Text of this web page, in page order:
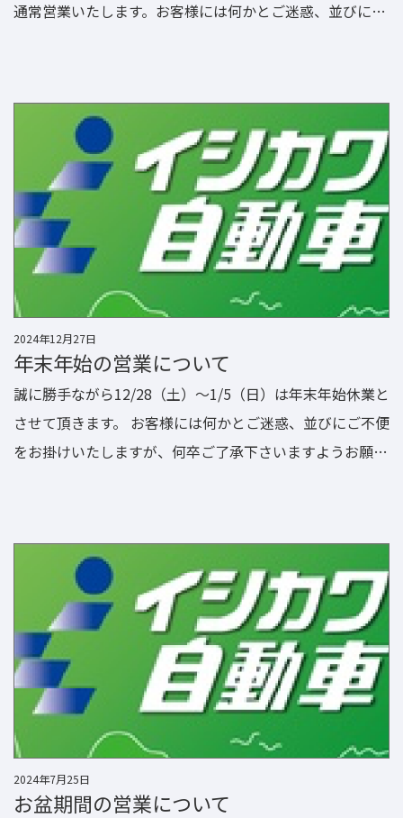
通常営業いたします。お客様には何かとご迷惑、並びにご
2024年12月27日
年末年始の営業について
誠に勝手ながら12/28（土）～1/5（日）は年末年始休業と
させて頂きます。 お客様には何かとご迷惑、並びにご不便
をお掛けいたしますが、何卒ご了承下さいますようお願い
たいと思います。 2025年も宜しくお願い申し上げます。
2024年7月25日
お盆期間の営業について